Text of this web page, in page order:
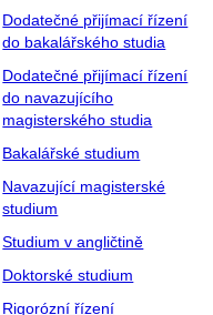
Dodatečné přijímací řízení
do bakalářského studia
Dodatečné přijímací řízení
do navazujícího
magisterského studia
Bakalářské studium
Navazující magisterské
studium
Studium v angličtině
Doktorské studium
Rigorózní řízení